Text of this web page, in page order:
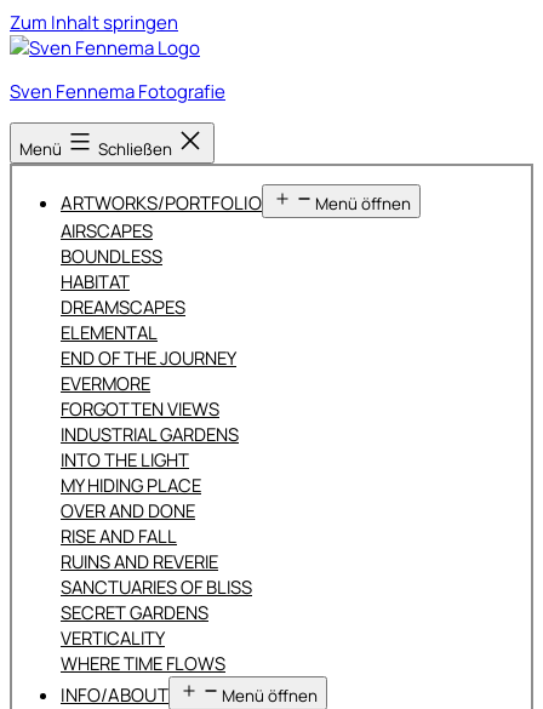
Zum Inhalt springen
Sven Fennema Fotografie
Menü Schließen
ARTWORKS/PORTFOLIO Menü öffnen
AIRSCAPES
BOUNDLESS
HABITAT
DREAMSCAPES
ELEMENTAL
END OF THE JOURNEY
EVERMORE
FORGOTTEN VIEWS
INDUSTRIAL GARDENS
INTO THE LIGHT
MY HIDING PLACE
OVER AND DONE
RISE AND FALL
RUINS AND REVERIE
SANCTUARIES OF BLISS
SECRET GARDENS
VERTICALITY
WHERE TIME FLOWS
INFO/ABOUT Menü öffnen